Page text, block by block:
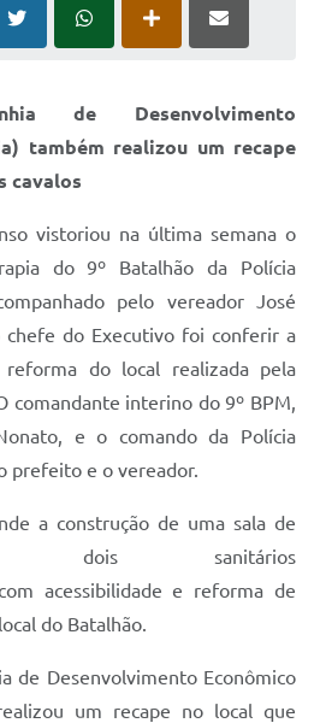
de Desenvolvimento
também realizou um recape
cavalos
vistoriou na última semana o
do 9º Batalhão da Polícia
pelo vereador José
chefe do Executivo foi conferir a
do local realizada pela
comandante interino do 9º BPM,
e o comando da Polícia
prefeito e o vereador.
a construção de uma sala de
dois sanitários
acessibilidade e reforma de
do Batalhão.
de Desenvolvimento Econômico
um recape no local que